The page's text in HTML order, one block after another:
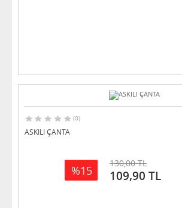
(0)
ASKILI ÇANTA
%15
130,00 TL
109,90 TL